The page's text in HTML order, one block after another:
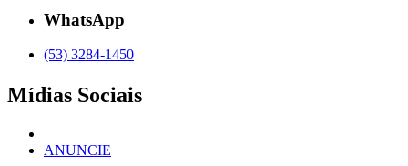
WhatsApp
(53) 3284-1450
Mídias Sociais
ANUNCIE